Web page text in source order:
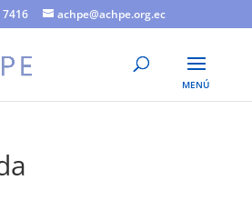
7416 achpe@achpe.org.ec